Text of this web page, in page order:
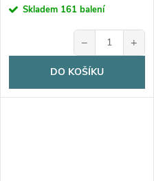
cena:Skladem 161 balení
− +
DO KOŠÍKU